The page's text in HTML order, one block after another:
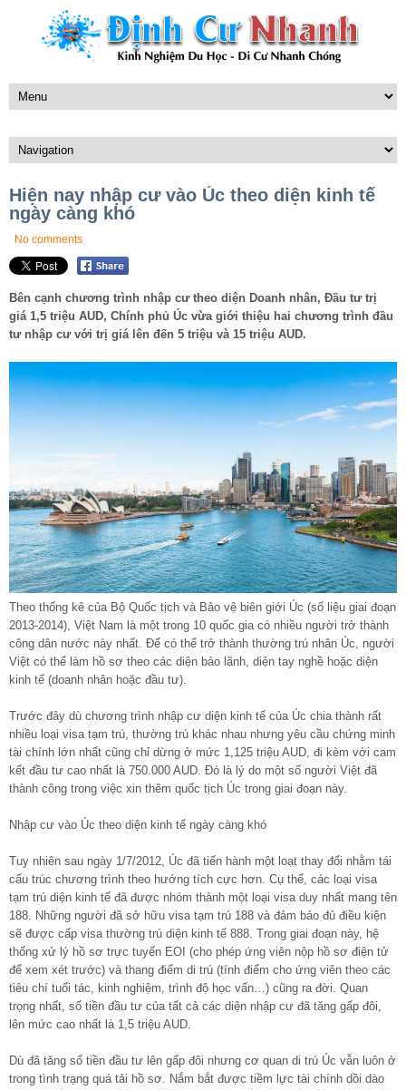
Hiện nay nhập cư vào Úc theo diện kinh tế
ngày càng khó
No comments
Bên cạnh chương trình nhập cư theo diện Doanh nhân, Đầu tư trị
giá 1,5 triệu AUD, Chính phủ Úc vừa giới thiệu hai chương trình đầu
tư nhập cư với trị giá lên đến 5 triệu và 15 triệu AUD.
Theo thống kê của Bộ Quốc tịch và Bảo vệ biên giới Úc (số liệu giai đoạn
2013-2014), Việt Nam là một trong 10 quốc gia có nhiều người trở thành
công dân nước này nhất. Để có thể trở thành thường trú nhân Úc, người
Việt có thể làm hồ sơ theo các diện bảo lãnh, diện tay nghề hoặc diện
kinh tế (doanh nhân hoặc đầu tư).
Trước đây dù chương trình nhập cư diện kinh tế của Úc chia thành rất
nhiều loại visa tạm trú, thường trú khác nhau nhưng yêu cầu chứng minh
tài chính lớn nhất cũng chỉ dừng ở mức 1,125 triệu AUD, đi kèm với cam
kết đầu tư cao nhất là 750.000 AUD. Đó là lý do một số người Việt đã
thành công trong việc xin thêm quốc tịch Úc trong giai đoạn này.
Nhập cư vào Úc theo diện kinh tế ngày càng khó
Tuy nhiên sau ngày 1/7/2012, Úc đã tiến hành một loạt thay đổi nhằm tái
cấu trúc chương trình theo hướng tích cực hơn. Cụ thể, các loại visa
tạm trú diện kinh tế đã được nhóm thành một loại visa duy nhất mang tên
188. Những người đã sở hữu visa tạm trú 188 và đảm bảo đủ điều kiện
sẽ được cấp visa thường trú diện kinh tế 888. Trong giai đoạn này, hệ
thống xử lý hồ sơ trực tuyến EOI (cho phép ứng viên nộp hồ sơ điện tử
để xem xét trước) và thang điểm di trú (tính điểm cho ứng viên theo các
tiêu chí tuổi tác, kinh nghiệm, trình độ học vấn…) cũng ra đời. Quan
trọng nhất, số tiền đầu tư của tất cả các diện nhập cư đã tăng gấp đôi,
lên mức cao nhất là 1,5 triệu AUD.
Dù đã tăng số tiền đầu tư lên gấp đôi nhưng cơ quan di trú Úc vẫn luôn ở
trong tình trạng quá tải hồ sơ. Nắm bắt được tiềm lực tài chính dồi dào